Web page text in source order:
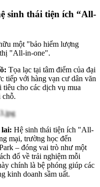
sinh thái tiện ích “All-
một "bảo hiểm lượng
"All-in-one".
Tọa lạc tại tâm điểm của đại
tiếp với hàng vạn cư dân văn
tiêu cho các dịch vụ mua
chỗ.
lai: Hệ sinh thái tiện ích "All-
mại, trường học đến
– đóng vai trò như một
đổ về trải nghiệm mỗi
chính là bệ phóng giúp các
kinh doanh sầm uất.